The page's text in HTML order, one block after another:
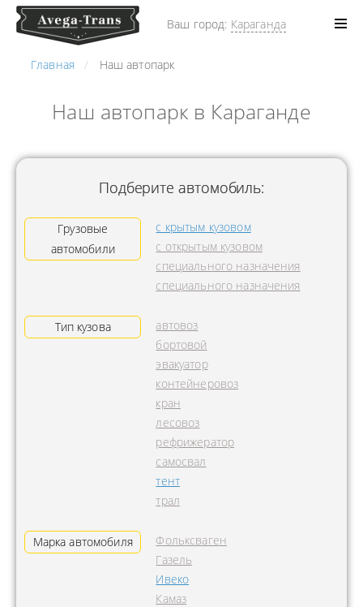
Ваш город: Караганда
Главная Наш автопарк
Наш автопарк в Караганде
Подберите автомобиль:
Грузовые
автомобили
с крытым кузовом
с открытым кузовом
специального назначения
специального назначения
Тип кузова
автовоз
бортовой
эвакуатор
контейнеровоз
кран
лесовоз
рефрижератор
самосвал
тент
трал
Марка автомобиля
Фольксваген
Газель
Ивеко
Камаз